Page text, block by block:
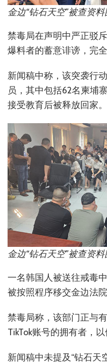
金边“钻石天空”被查资料
禁毒局在声明中严正驳
爆料者的蓄意诽谤，完全
新闻稿中称，该突袭行
员，其中包括62名柬埔
接受教育后被释放回家。
金边“钻石天空”被查资料
一名韩国人被送往戒毒
被按照程序移交金边法院
禁毒局称，该部门正与
TikTok账号的拥有者，以
新闻稿中未提及“钻石天